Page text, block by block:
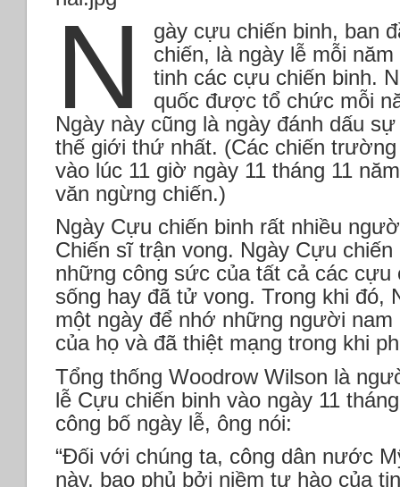
N
gày cựu chiến binh, ban
chiến, là ngày lễ mỗi
tinh các cựu chiến binh.
quốc được tổ chức mỗi
Ngày này cũng là ngày đánh dấu
thế giới thứ nhất. (Các chiến
vào lúc 11 giờ ngày 11 tháng 11
văn ngừng chiến.)
Ngày Cựu chiến binh rất nhiều
Chiến sĩ trận vong. Ngày Cựu
những công sức của tất cả các cựu
sống hay đã tử vong. Trong khi đó,
một ngày để nhớ những người
của họ và đã thiệt mạng trong khi
Tổng thống Woodrow Wilson là
lễ Cựu chiến binh vào ngày 11
công bố ngày lễ, ông nói:
“Đối với chúng ta, công dân nước
này, bao phủ bởi niềm tự hào của